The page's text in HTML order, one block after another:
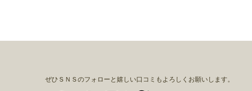
ぜひＳＮＳのフォローと嬉しい口コミもよろしくお願いします。